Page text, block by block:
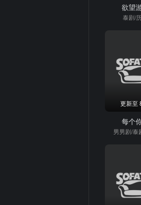
欲望
泰剧/
更新至
每个
男男剧/泰